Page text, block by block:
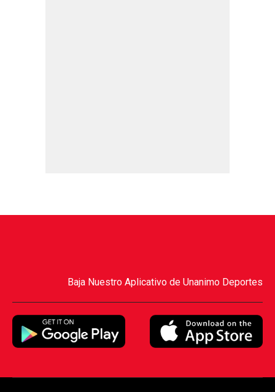
Baja Nuestro Aplicativo de Unanimo Deportes